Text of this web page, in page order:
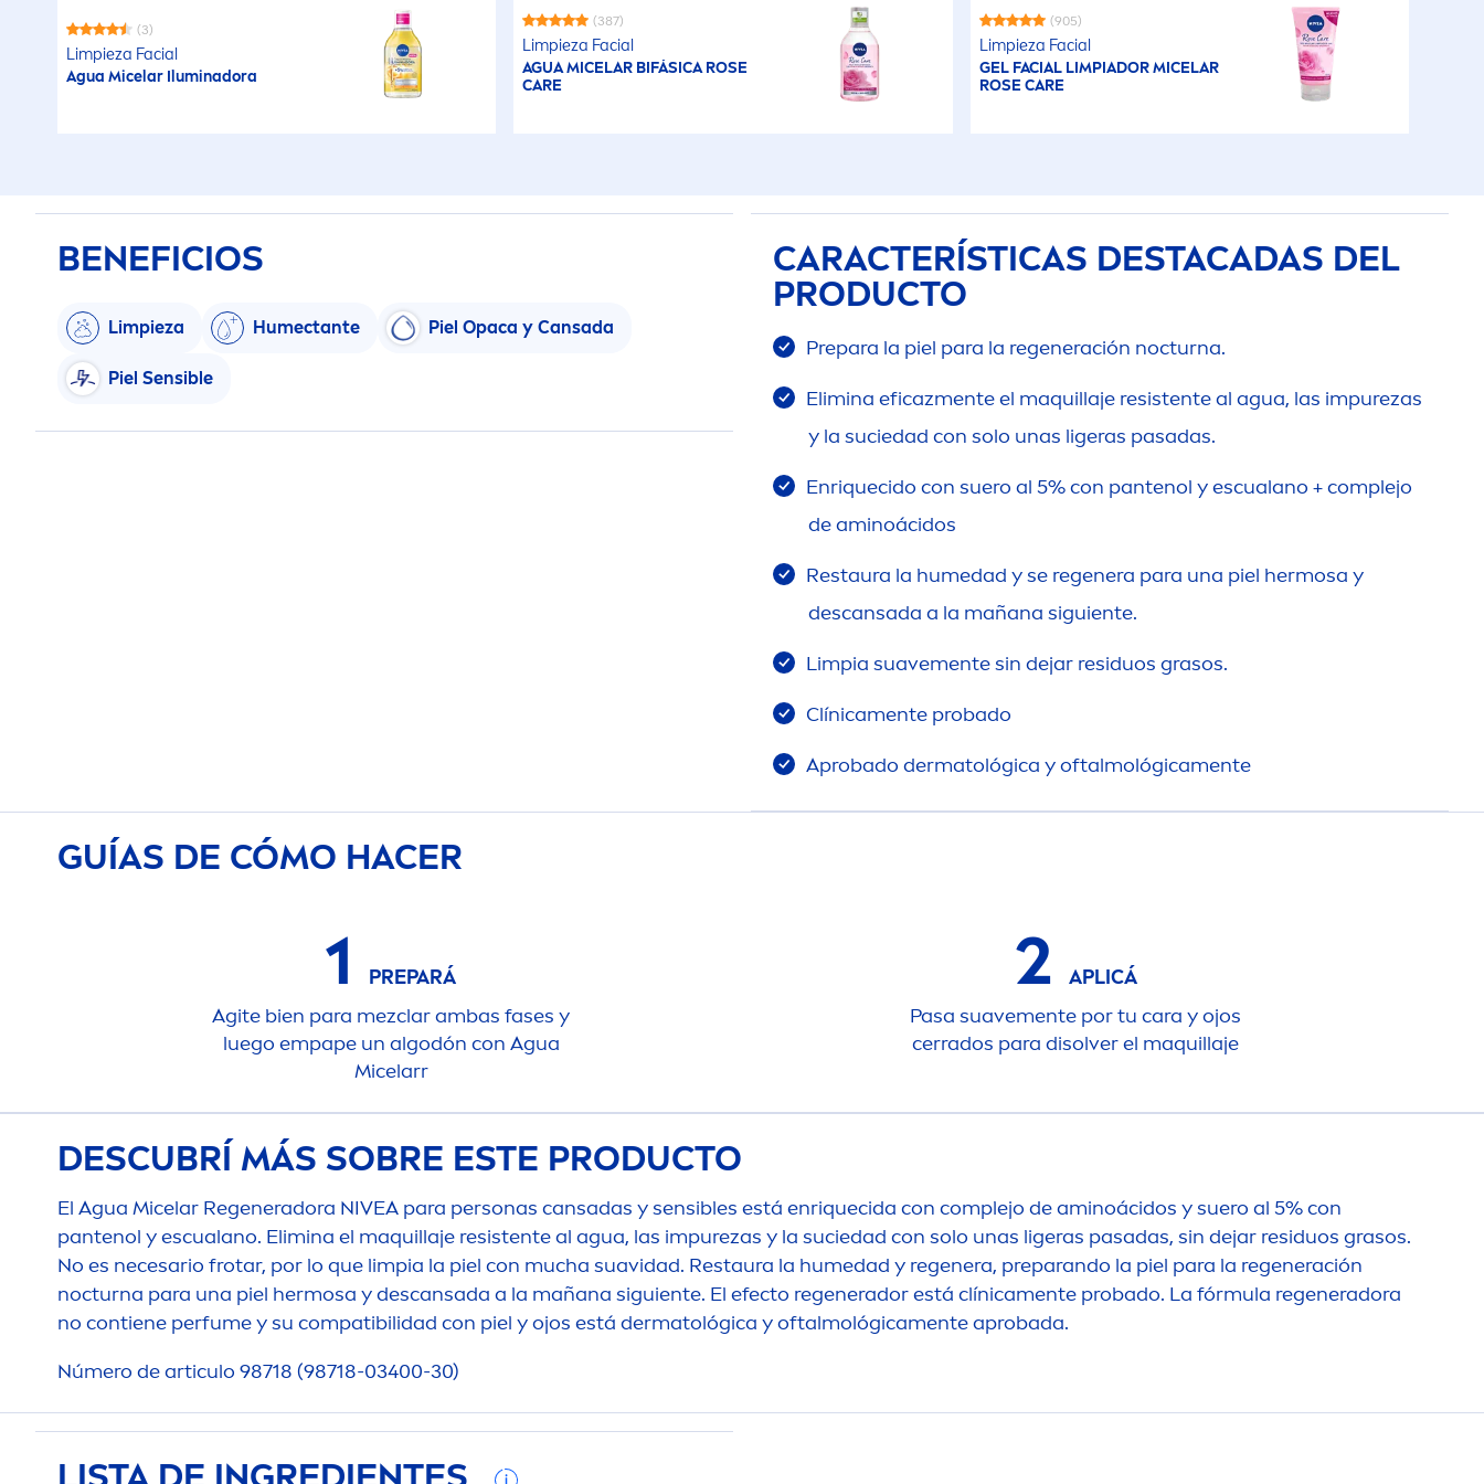
(3)
Limpieza Facial
Agua Micelar Iluminadora
(387)
Limpieza Facial
AGUA MICELAR BIFÁSICAROSE
CARE
(905)
Limpieza Facial
GEL FACIAL LIMPIADOR MICELAR
ROSECARE
BENEFICIOS
Limpieza Humectante Piel Opaca y Cansada
Piel Sensible
CARACTERÍSTICAS DESTACADAS DEL
PRODUCTO
Prepara la piel para la regeneración nocturna.
Elimina eficazmente el maquillaje resistente al agua, las impurezas
y la suciedad con solo unas ligeras pasadas.
Enriquecido con suero al 5% con pantenol y escualano + complejo
de aminoácidos
Restaura la humedad y se regenera para una piel hermosa y
descansada a la mañana siguiente.
Limpia suavemente sin dejar residuos grasos.
Clínicamente probado
Aprobado dermatológica y oftalmológicamente
GUÍAS DE CÓMO HACER
1
PREPARÁ
Agite bien para mezclar ambas fases y
luego empape un algodón con Agua
Micelarr
2
APLICÁ
Pasa suavemente por tu cara y ojos
cerrados para disolver el maquillaje
DESCUBRÍ MÁS SOBRE ESTE PRODUCTO
El Agua Micelar Regeneradora NIVEA para personas cansadas y sensibles está enriquecida con complejo de aminoácidos y suero al 5% con
pantenol y escualano. Elimina el maquillaje resistente al agua, las impurezas y la suciedad con solo unas ligeras pasadas, sin dejar residuos grasos.
No es necesario frotar, por lo que limpia la piel con mucha suavidad. Restaura la humedad y regenera, preparando la piel para la regeneración
nocturna para una piel hermosa y descansada a la mañana siguiente. El efecto regenerador está clínicamente probado. La fórmula regeneradora
no contiene perfume y su compatibilidad con piel y ojos está dermatológica y oftalmológicamente aprobada.
Número de articulo 98718 (98718-03400-30)